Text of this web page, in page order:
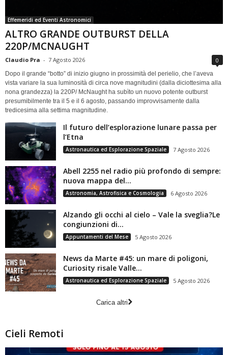
Effemeridi ed Eventi Astronomici
ALTRO GRANDE OUTBURST DELLA
220P/MCNAUGHT
Claudio Pra - 7 Agosto 2026 0
Dopo il grande “botto” di inizio giugno in prossimità del perielio, che l’aveva
vista variare la sua luminosità di circa nove magnitudini (dalla diciottesima alla
nona grandezza) la 220P/ McNaught ha subìto un nuovo potente outburst
presumibilmente tra il 5 e il 6 agosto, passando improvvisamente dalla
tredicesima alla settima magnitudine.
Il futuro dell’esplorazione lunare passa per
l’Etna
Astronautica ed Esplorazione Spaziale 7 Agosto 2026
Abell 2255 nel radio più profondo di sempre:
nuova mappa del...
Astronomia, Astrofisica e Cosmologia 6 Agosto 2026
Alzando gli occhi al cielo – Vale la sveglia?Le
congiunzioni di...
Appuntamenti del Mese 5 Agosto 2026
News da Marte #45: un mare di poligoni,
Curiosity risale Valle...
Astronautica ed Esplorazione Spaziale 5 Agosto 2026
Carica altri
Cieli Remoti